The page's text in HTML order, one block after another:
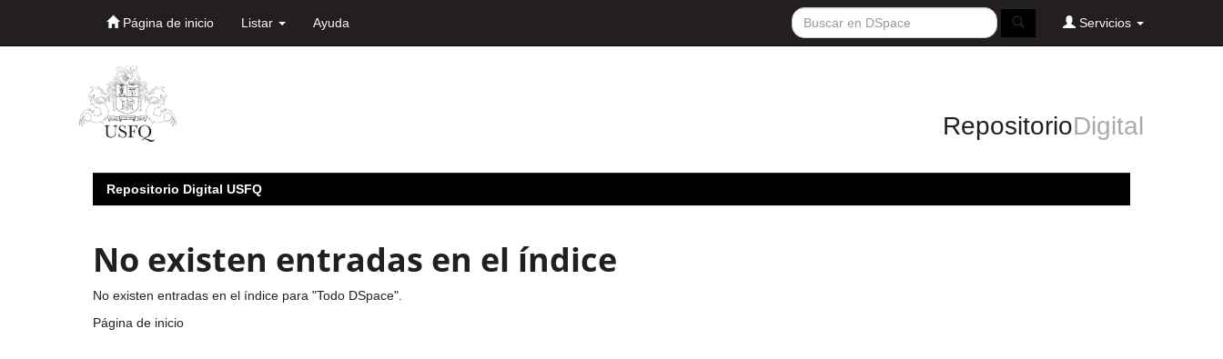
Página de inicio Listar Ayuda Servicios
RepositorioDigital
Repositorio Digital USFQ
No existen entradas en el índice
No existen entradas en el índice para "Todo DSpace".
Página de inicio